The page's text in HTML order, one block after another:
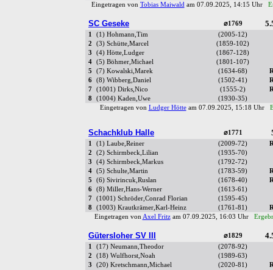
Eingetragen von Tobias Maiwaldam 07.09.2025, 14:15 Uhr
SC Geseke ⌀1769
1 (1) Hohmann,Tim
(2005-12)
2
(3) Schütte,Marcel
(1859-102)
3
(4) Hötte,Ludger
(1867-128)
4
(5) Böhmer,Michael
(1801-107)
5
(7) Kowalski,Marek (1634-68)
6
(8) Wibberg,Daniel (1502-41)
7
(1001) Dirks,Nico (1555-2)
8
(1004) Kaden,Uwe
(1930-35)
Eingetragen von Ludger Hötteam 07.09.2025, 15:18 Uhr
Schachklub Halle ⌀1771
1 (1) Laube,Reiner (2009-72)
2
(2) Schirmbeck,Lilian
(1935-70)
3
(4) Schirmbeck,Markus
(1792-72)
4
(5) Schulte,Martin (1783-59)
5
(6) Sivirincuk,Ruslan (1678-40)
6
(8) Miller,Hans-Werner
(1613-61)
7
(1001) Schröder,Conrad Florian
(1595-45)
8
(1003) Krautkrämer,Karl-Heinz (1761-81)
Eingetragen vonAxel Fritzam 07.09.2025, 16:03 Uhr
Gütersloher SV III ⌀1829
1 (17) Neumann,Theodor
(2078-92)
2
(18) Wulfhorst,Noah
(1989-63)
3
(20) Kretschmann,Michael (2020-81)